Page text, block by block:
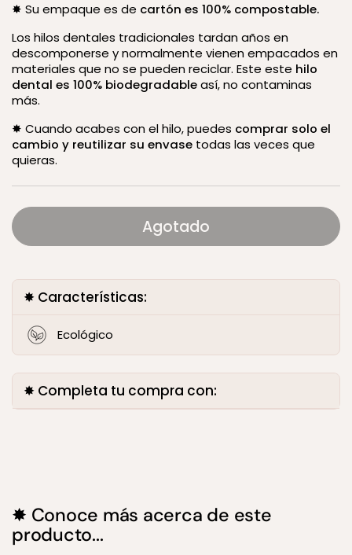
✸ Su empaque es de cartón es 100% compostable.
Los hilos dentales tradicionales tardan años en
descomponerse y normalmente vienen empacados en
materiales que no se pueden reciclar. Este este hilo
dental es 100% biodegradableasí, no contaminas
más.
✸ Cuando acabes con el hilo, puedes comprar solo el
cambio y reutilizar su envase todas las veces que
quieras.
Agotado
✸ Características:
Ecológico
✸ Completa tu compra con:
✸ Conoce más acerca de este
producto...